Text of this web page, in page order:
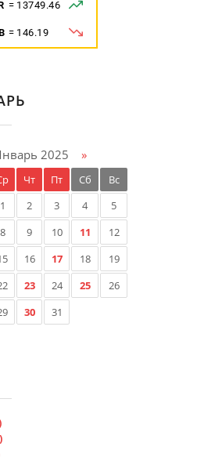
2025 »
Чт Пт Сб
Вс
1
2 3 4
5
8 9 10 11
12
16 17 18
19
23 24 25
26
30 31